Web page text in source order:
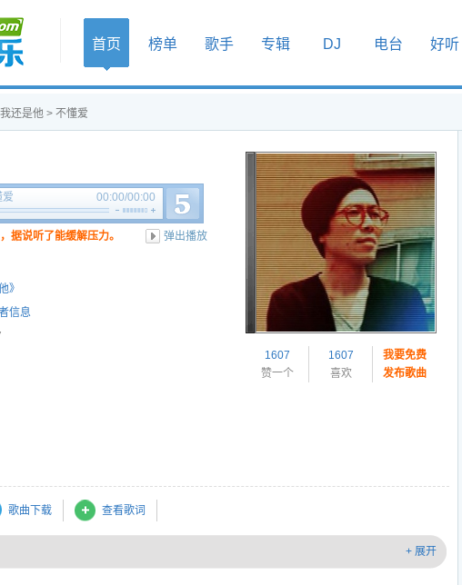
首页 榜单 歌手 专辑 DJ 电台 好听
还是他 > 不懂爱
爱 00:00/00:00
据说听了能缓解压力。 弹出播放
》
信息
1607
赞一个
1607
喜欢
我要免费
发布歌曲
歌曲下载 查看歌词
+ 展开